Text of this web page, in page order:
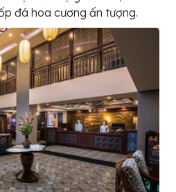
đá hoa cương ấn tượng.